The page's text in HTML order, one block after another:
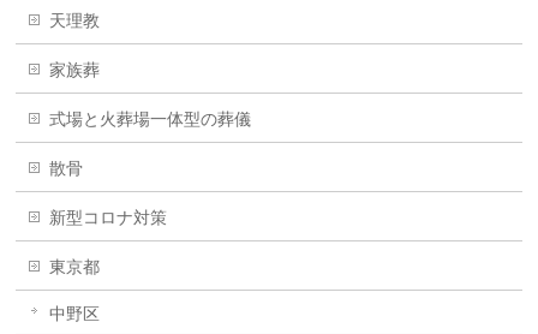
天理教
家族葬
式場と火葬場一体型の葬儀
散骨
新型コロナ対策
東京都
中野区